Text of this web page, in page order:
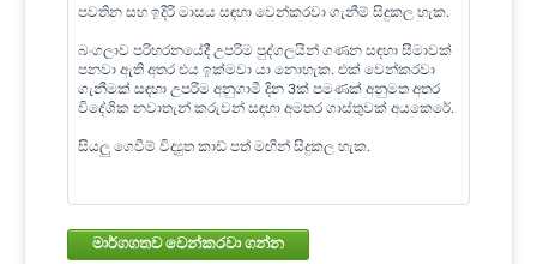
පවතින සහ ඉදිරි මාසය සඳහා වෙන්කරවා ගැනීම් සිදුකල හැක.
බංගලාව පරිහරනයේදී උපරිම පුද්ගලයින් ගණන සඳහා සීමාවක්
පනවා ඇති අතර එය ඉක්මවා යා නොහැක. එක් වෙන්කරවා
ගැනීමක් සඳහා උපරිම අනුගාමී දින 3ක් පමණක් අනුමත අතර
විදේශික නවාතැන් කරුවන් සඳහා අමතර ගාස්තුවක් අයකෙරේ.
සියලු ගෙවීම් විද්‍යුත කාඩ් පත් මඟින් සිදුකල හැක.
මාර්ගගතව වෙන්කරවා ගන්න